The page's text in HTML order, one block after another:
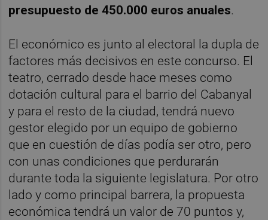
presupuesto de 450.000 euros anuales.
El económico es junto al electoral la dupla de
factores más decisivos en este concurso. El
teatro, cerrado desde hace meses como
dotación cultural para el barrio del Cabanyal
y para el resto de la ciudad, tendrá nuevo
gestor elegido por un equipo de gobierno
que en cuestión de días podía ser otro, pero
con unas condiciones que perdurarán
durante toda la siguiente legislatura. Por otro
lado y como principal barrera, la propuesta
económica tendrá un valor de 70 puntos y,